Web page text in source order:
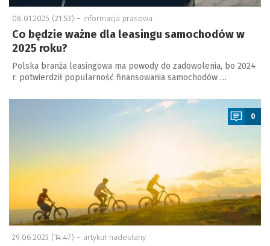
08.01.2025 (21:53) – informacja prasowa
Co będzie ważne dla leasingu samochodów w
2025 roku?
Polska branża leasingowa ma powody do zadowolenia, bo 2024
r. potwierdził popularność finansowania samochodów …
a
0
29.06.2023 (14:47) – artykuł nadesłany